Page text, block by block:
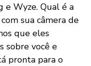
e Wyze. Qual é a
sua câmera de
que eles
sobre você e
pronta para o